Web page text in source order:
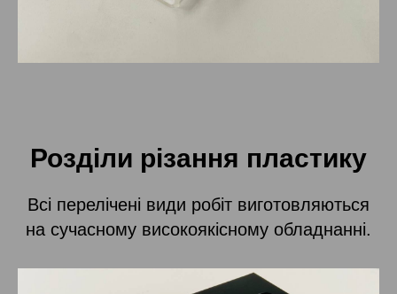
Розділи різання пластику
Всі перелічені види робіт виготовляються
на сучасному високоякісному обладнанні.